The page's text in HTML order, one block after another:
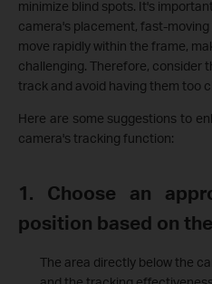
minimize blind spots. It's
camera's placement, fast-
move rapidly within the frame,
challenging. Therefore, consider
track and avoid having them too
Here are some suggestions to
camera's tracking function:
1. Choose an
position based on
The area directly below the